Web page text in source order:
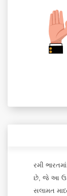
રમી
છે, જે આ
સલામત